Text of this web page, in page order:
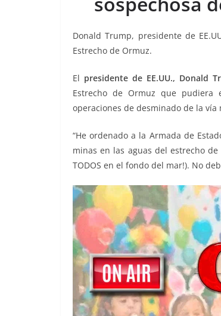
o
o
k
p
p
n
k
Donald Trump, presidente de
Estrecho de Ormuz.
El presidente de EE.UU., Donald
Estrecho de Ormuz que pudiera
operaciones de desminado de la vía
“He ordenado a la Armada de
minas en las aguas del estrecho
TODOS en el fondo del mar!). No